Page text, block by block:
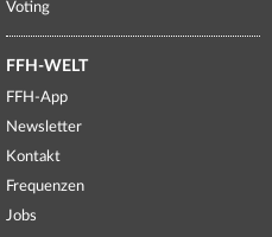
Voting
FFH-WELT
FFH-App
Newsletter
Kontakt
Frequenzen
Jobs